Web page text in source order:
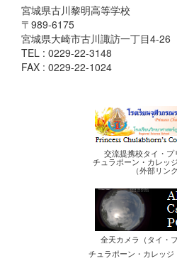
宮城県古川黎明高等学校
〒989-6175
宮城県大崎市古川諏訪一丁目4-26
TEL : 0229-22-3148
FAX : 0229-22-1024
交流提携校タイ・プ
チュラポーン・カレッ
（外部リン
全天カメラ（タイ・
チュラポーン・カレッジ